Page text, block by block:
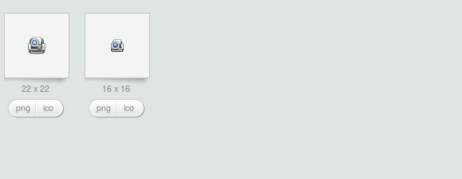
22 x 22
png
ico
16 x 16
png
ico